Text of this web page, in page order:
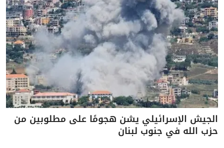
الجيش الإسرائيلي يشن هجومًا على مطلوبين من
حزب الله في جنوب لبنان